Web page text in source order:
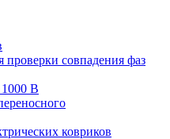
проверки совпадения фаз
1000 В
ковриков